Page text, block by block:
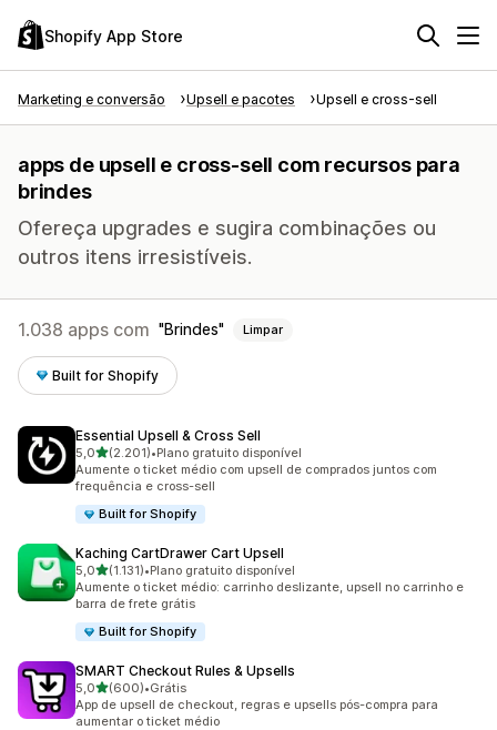
Shopify App Store
Marketing e conversão Upsell e pacotes Upsell e cross-sell
apps de upsell e cross-sell com recursos para
brindes
Ofereça upgrades e sugira combinações ou
outros itens irresistíveis.
1.038 apps com Brindes Limpar
Built for Shopify
Essential Upsell & Cross Sell
5,0de 5 estrelas
(2.201)
2201 avaliações ao todo
•Plano gratuito disponível
Aumente o ticket médio com upsell de comprados juntos com
frequência e cross-sell
Built for Shopify
Kaching CartDrawer Cart Upsell
5,0de 5 estrelas
(1.131)
1131 avaliações ao todo
•Plano gratuito disponível
Aumente o ticket médio: carrinho deslizante, upsell no carrinho e
barra de frete grátis
Built for Shopify
SMART Checkout Rules & Upsells
5,0de 5 estrelas
(600)
600 avaliações ao todo
•Grátis
App de upsell de checkout, regras e upsells pós-compra para
aumentar o ticket médio